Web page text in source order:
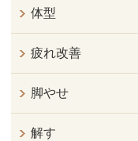
体型
疲れ改善
脚やせ
解す